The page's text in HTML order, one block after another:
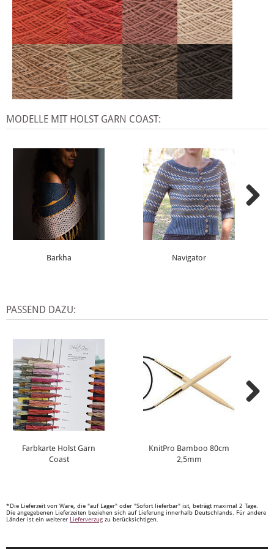
MODELLE MIT HOLST GARN COAST:
Barkha Navigator
PASSEND DAZU:
Farbkarte Holst Garn
Coast
KnitPro Bamboo 80cm
2,5mm
*Die Lieferzeit von Ware, die "auf Lager" oder "Sofort lieferbar" ist, beträgt maximal 2 Tage.
Die angegebenen Lieferzeiten beziehen sich auf Lieferung innerhalb Deutschlands. Für andere
Länder ist ein weiterer Lieferverzug zu berücksichtigen.